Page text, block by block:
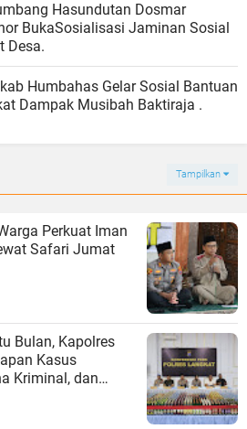
Hasundutan Dosmar
BukaSosialisasi Jaminan Sosial
Desa.
Humbahas Gelar Sosial Bantuan
Dampak Musibah Baktiraja .
Tampilkan
Perkuat Iman
Safari Jumat
Bulan, Kapolres
Kasus
Kriminal, dan
Anak.